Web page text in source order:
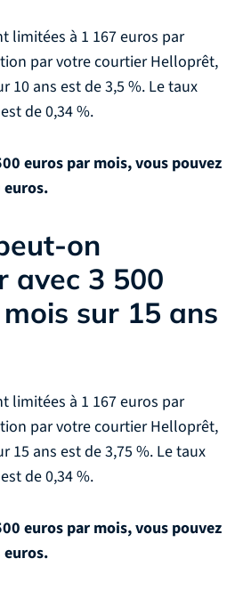
limitées à 1 167 euros par
par votre courtier Helloprêt,
10 ans est de 3,5 %. Le taux
de 0,34 %.
euros par mois, vous pouvez
on
avec 3 500
sur 15 ans
limitées à 1 167 euros par
par votre courtier Helloprêt,
15 ans est de 3,75 %. Le taux
de 0,34 %.
euros par mois, vous pouvez